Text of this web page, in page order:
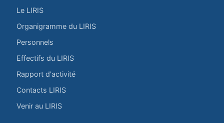
Le LIRIS
Organigramme du LIRIS
Personnels
Effectifs du LIRIS
Rapport d'activité
Contacts LIRIS
Venir au LIRIS